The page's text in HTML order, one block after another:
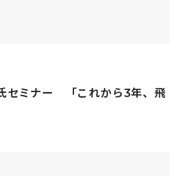
ミナー 「これから3年、飛